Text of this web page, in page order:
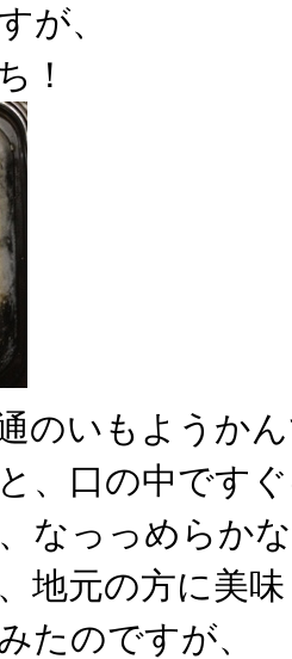
が、
！
のいもようか
、口の中です
なっっめらか
地元の方に美
たのですが、